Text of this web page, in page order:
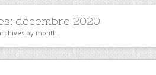
décembre 2020
by month.